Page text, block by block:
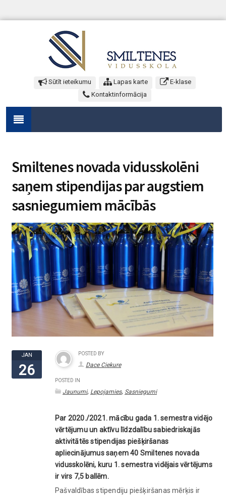
Sūtīt ieteikumu Lapas karte
E-klase
Kontaktinformācija
Smiltenes novada vidusskolēni
saņem stipendijas par augstiem
sasniegumiem mācībās
JAN
26
POSTED BY
Dace Ciekure
POSTED IN
Jaunumi, Lepojamies, Sasniegumi
Par 2020./2021. mācību gada 1. semestra vidējo
vērtējumu un aktīvu līdzdalību sabiedriskajās
aktivitātēs stipendijas piešķiršanas
apliecinājumus saņem 40 Smiltenes novada
vidusskolēni, kuru 1. semestra vidējais vērtējums
ir virs 7,5 ballēm.
Pašvaldības stipendiju piešķiršanas mērķis ir